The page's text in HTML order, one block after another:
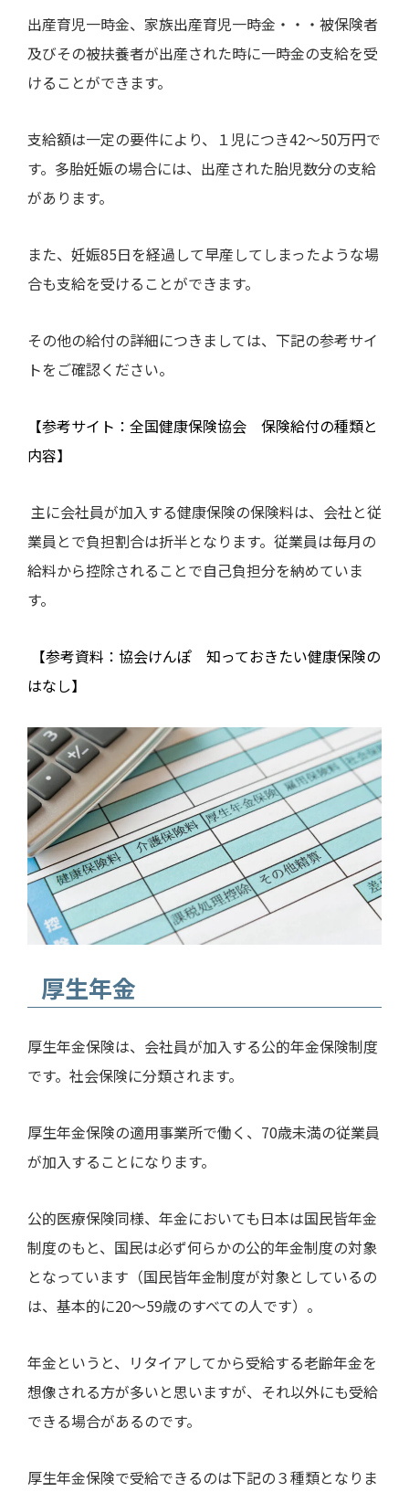
出産育児一時金、家族出産育児一時金・・・被保険者
及びその被扶養者が出産された時に一時金の支給を受
けることができます。
支給額は一定の要件により、１児につき42～50万円で
す。多胎妊娠の場合には、出産された胎児数分の支給
があります。
また、妊娠85日を経過して早産してしまったような場
合も支給を受けることができます。
その他の給付の詳細につきましては、下記の参考サイ
トをご確認ください。
【参考サイト：全国健康保険協会 保険給付の種類と
内容】
主に会社員が加入する健康保険の保険料は、会社と従
業員とで負担割合は折半となります。従業員は毎月の
給料から控除されることで自己負担分を納めていま
す。
【参考資料：協会けんぽ 知っておきたい健康保険の
はなし】
厚生年金
厚生年金保険は、会社員が加入する公的年金保険制度
です。社会保険に分類されます。
厚生年金保険の適用事業所で働く、 70歳未満の従業員
が加入することになります。
公的医療保険同様、年金においても日本は国民皆年金
制度のもと、国民は必ず何らかの公的年金制度の対象
となっています（国民皆年金制度が対象としているの
は、基本的に20～59歳のすべての人です）。
年金というと、リタイアしてから受給する老齢年金を
想像される方が多いと思いますが、それ以外にも受給
できる場合があるのです。
厚生年金保険で受給できるのは下記の３種類となりま